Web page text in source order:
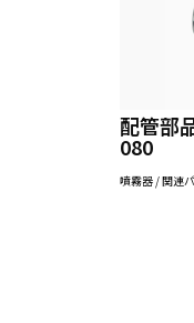
配管部
080
噴霧器 / 関連